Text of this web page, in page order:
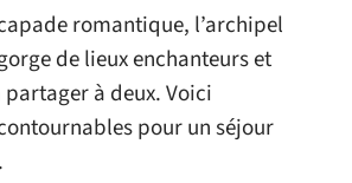
romantique, l’archipel
de lieux enchanteurs et
partager à deux. Voici
pour un séjour